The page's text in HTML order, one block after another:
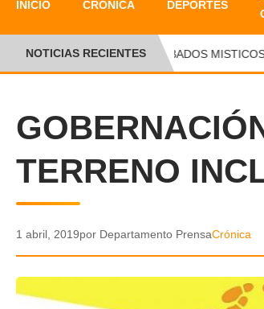
INICIO CRÓNICA DEPORTES
NOTICIAS RECIENTESSABADOS MISTICOS |
TERRENO
1 abril, 2019por Departamento PrensaCrónica